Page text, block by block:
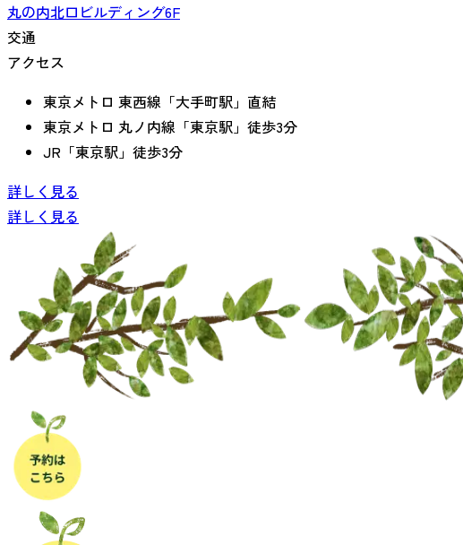
丸の内北口ビルディング6F
交通
アクセス
東京メトロ 東西線「大手町駅」直結
東京メトロ 丸ノ内線「東京駅」徒歩3分
JR「東京駅」徒歩3分
詳しく見る
詳しく見る